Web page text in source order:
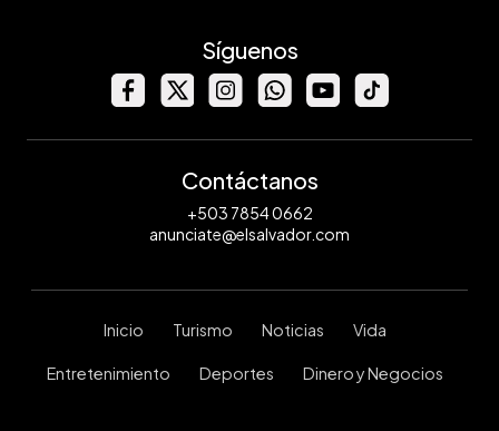
Síguenos
Contáctanos
+503 7854 0662
anunciate@elsalvador.com
Inicio Turismo Noticias Vida
Entretenimiento Deportes Dinero y Negocios